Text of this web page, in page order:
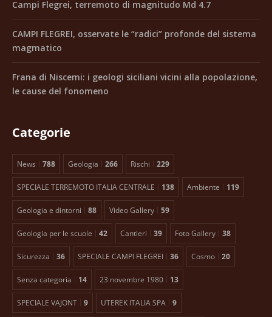
Campi Flegrei, terremoto di magnitudo Md 4.7
CAMPI FLEGREI, osservate le “radici” profonde del sistema
magmatico
Frana di Niscemi: i geologi siciliani vicini alla popolazione,
le cause del fonomeno
Categorie
News 788 Geologia 266 Rischi 229
SPECIALE TERREMOTO ITALIA CENTRALE 138 Ambiente 119
Geologia e dintorni 88 Video Gallery 59
Geologia per le scuole 42 Cantieri 39 Foto Gallery 38
Sicurezza 36 SPECIALE CAMPI FLEGREI 36 Cosmo 20
Senza categoria 14 23 novembre 1980 13
SPECIALE VAJONT 9 UTEREK ITALIA SPA 9